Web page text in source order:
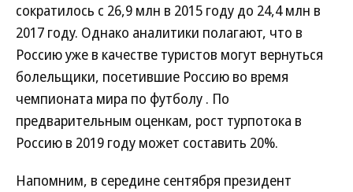
сократилось с 26,9 млн в 2015 году до 24,4 млн в
2017 году. Однако аналитики полагают, что в
Россию уже в качестве туристов могут вернуться
болельщики, посетившие Россию во время
чемпионата мира по футболу . По
предварительным оценкам, рост турпотока в
Россию в 2019 году может составить 20%.
Напомним, в середине сентября президент